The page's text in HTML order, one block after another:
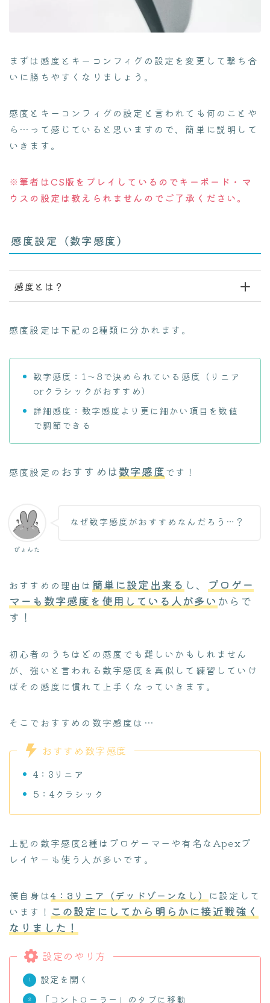
まずは感度とキーコンフィグの設定を変更して撃ち合
いに勝ちやすくなりましょう。
感度とキーコンフィグの設定と言われても何のことや
ら…って感じていると思いますので、簡単に説明して
いきます。
※筆者はCS版をプレイしているのでキーボード・マ
ウスの設定は教えられませんのでご了承ください。
感度設定（数字感度）
感度とは？
感度設定は下記の2種類に分かれます。
数字感度：1～8で決められている感度（リニア
orクラシックがおすすめ）
詳細感度：数字感度より更に細かい項目を数値
で調節できる
感度設定の おすすめは数字感度です！
ぴょんた
なぜ数字感度がおすすめなんだろう…？
おすすめの理由は 簡単に設定出来る し、 プロゲー
マーも数字感度を使用している人が多い からで
す！
初心者のうちはどの感度でも難しいかもしれません
が、強いと言われる数字感度を真似して練習していけ
ばその感度に慣れて上手くなっていきます。
そこでおすすめの数字感度は…
おすすめ数字感度
4：3リニア
5：4クラシック
上記の数字感度2種はプロゲーマーや有名なApexプ
レイヤーも使う人が多いです。
僕自身は4：3リニア（デッドゾーンなし）
に設定して
います！ この設定にしてから明らかに接近戦強く
なりました！
設定のやり方
設定を開く
「コントローラー」のタブに移動